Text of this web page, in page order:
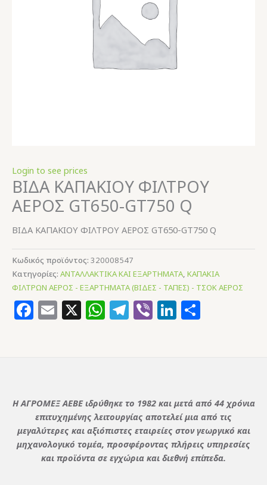
Login to see prices
ΒΙΔΑ ΚΑΠΑΚΙΟΥ ΦΙΛΤΡΟΥ
ΑΕΡΟΣ GT650-GT750 Q
ΒΙΔΑ ΚΑΠΑΚΙΟΥ ΦΙΛΤΡΟΥ ΑΕΡΟΣ GT650-GT750 Q
Κωδικός προϊόντος: 320008547
Κατηγορίες: ΑΝΤΑΛΛΑΚΤΙΚΑ ΚΑΙ ΕΞΑΡΤΗΜΑΤΑ, ΚΑΠΑΚΙΑ
ΦΙΛΤΡΩΝ ΑΕΡΟΣ - ΕΞΑΡΤΗΜΑΤΑ (ΒΙΔΕΣ - ΤΑΠΕΣ) - ΤΣΟΚ ΑΕΡΟΣ
Facebook
Email
X WhatsApp
Telegram
ViberLinkedIn
Η ΑΓΡΟΜΕΞ ΑΕΒΕ ιδρύθηκε το 1982 και μετά από 44 χρόνια
επιτυχημένης λειτουργίας αποτελεί μια από τις
μεγαλύτερες και αξιόπιστες εταιρείες στον γεωργικό και
μηχανολογικό τομέα, προσφέροντας πλήρεις υπηρεσίες
και προϊόντα σε εγχώρια και διεθνή επίπεδα.